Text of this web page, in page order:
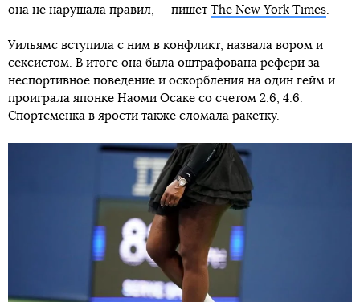
она не нарушала правил, — пишет The New York Times.
Уильямс вступила с ним в конфликт, назвала вором и
сексистом. В итоге она была оштрафована рефери за
неспортивное поведение и оскорбления на один гейм и
проиграла японке Наоми Осаке со счетом 2:6, 4:6.
Спортсменка в ярости также сломала ракетку.